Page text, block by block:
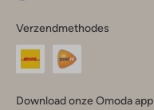
je
land
Nederland
Verzendmethodes
Download onze Omoda app